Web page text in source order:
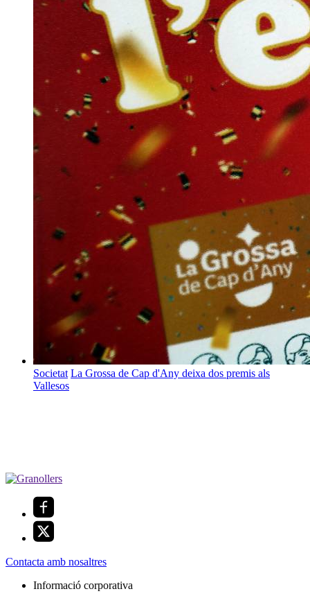
Societat La Grossa de Cap d'Any deixa dos premis als
Vallesos
Contacta amb nosaltres
Informació corporativa